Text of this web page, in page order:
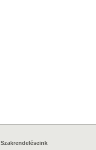
Szakrendeléseink